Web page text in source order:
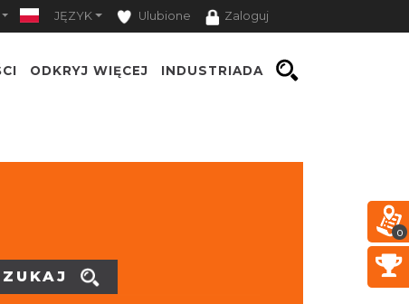
JĘZYK Ulubione Zaloguj
ODKRYJ WIĘCEJ INDUSTRIADA
0